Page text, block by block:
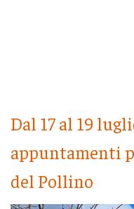
Dal 17 al 19
appuntamenti
del Pollino